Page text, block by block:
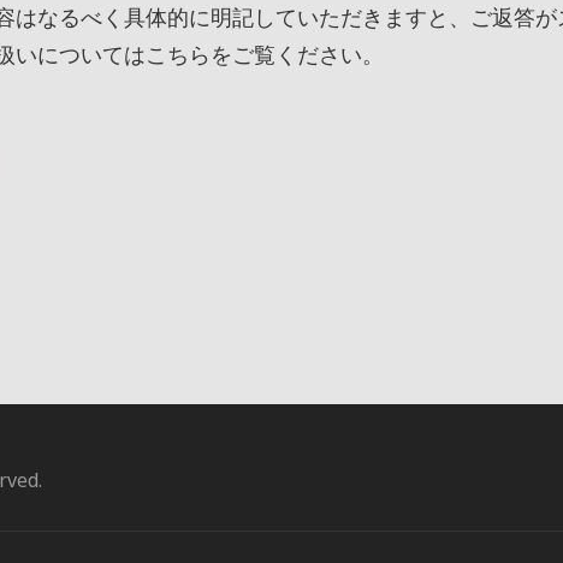
はなるべく具体的に明記していただきますと、ご返答が
いについてはこちらをご覧ください。